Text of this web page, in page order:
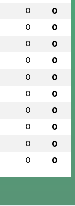
0 0
0 0
0 0
0 0
0 0
0 0
0 0
0 0
0 0
0 0